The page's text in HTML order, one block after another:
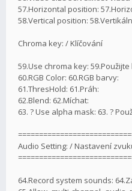
57.Horizontal position:
58.Vertical position:
Chroma key: / Klíčování
59.Use chroma key:
60.RGB Color: 60.RGB barvy:
61.ThresHold: 61.Práh:
62.Blend: 62.Míchat:
63. ? Use alpha mask: 63. ?
Audio Setting: / Nastavení
64.Record system sounds: